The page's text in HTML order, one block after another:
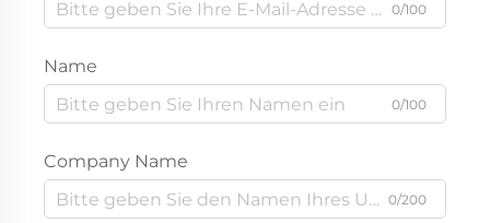
0/100
Name
0/100
Company Name
0/200